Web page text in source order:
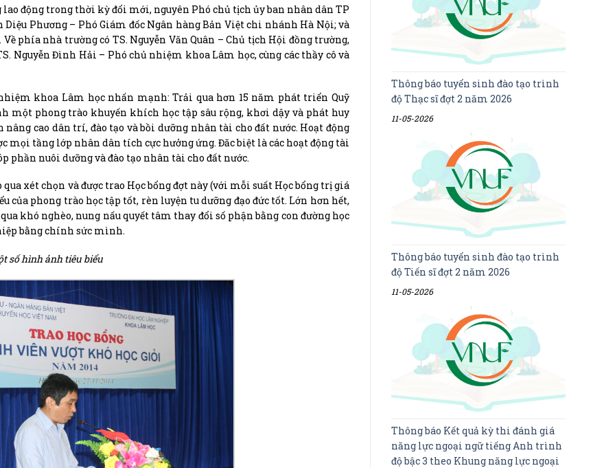
lao động trong thời kỳ đổi mới, nguyên Phó chủ tịch ủy ban nhân dân TP
Phương – Phó Giám đốc Ngân hàng Bản Việt chi nhánh Hà Nội; và
phía nhà trường có TS. Nguyễn Văn Quân – Chủ tịch Hội đồng trường,
Nguyễn Đình Hải – Phó chủ nhiệm khoa Lâm học, cùng các thầy cô và
khoa Lâm học nhấn mạnh: Trải qua hơn 15 năm phát triển Quỹ
một phong trào khuyến khích học tập sâu rộng, khơi dậy và phát huy
cao dân trí, đào tạo và bồi dưỡng nhân tài cho đất nước. Hoạt động
mọi tầng lớp nhân dân tích cực hưởng ứng. Đăc biệt là các hoạt động tài
phần nuôi dưỡng và đào tạo nhân tài cho đất nước.
xét chọn và được trao Học bổng đợt này (với mỗi suất Học bổng trị giá
phong trào học tập tốt, rèn luyện tu dưỡng đạo đức tốt. Lớn hơn hết,
khó nghèo, nung nấu quyết tâm thay đổi số phận bằng con đường học
bằng chính sức mình.
số hình ảnh tiêu biểu
Thông báo tuyển sinh đào tạo trình
độ Thạc sĩ đợt 2 năm 2026
11-05-2026
Thông báo tuyển sinh đào tạo trình
độ Tiến sĩ đợt 2 năm 2026
11-05-2026
Thông báo Kết quả kỳ thi đánh giá
năng lực ngoại ngữ tiếng Anh trình
độ bậc 3 theo Khung năng lực ngoại